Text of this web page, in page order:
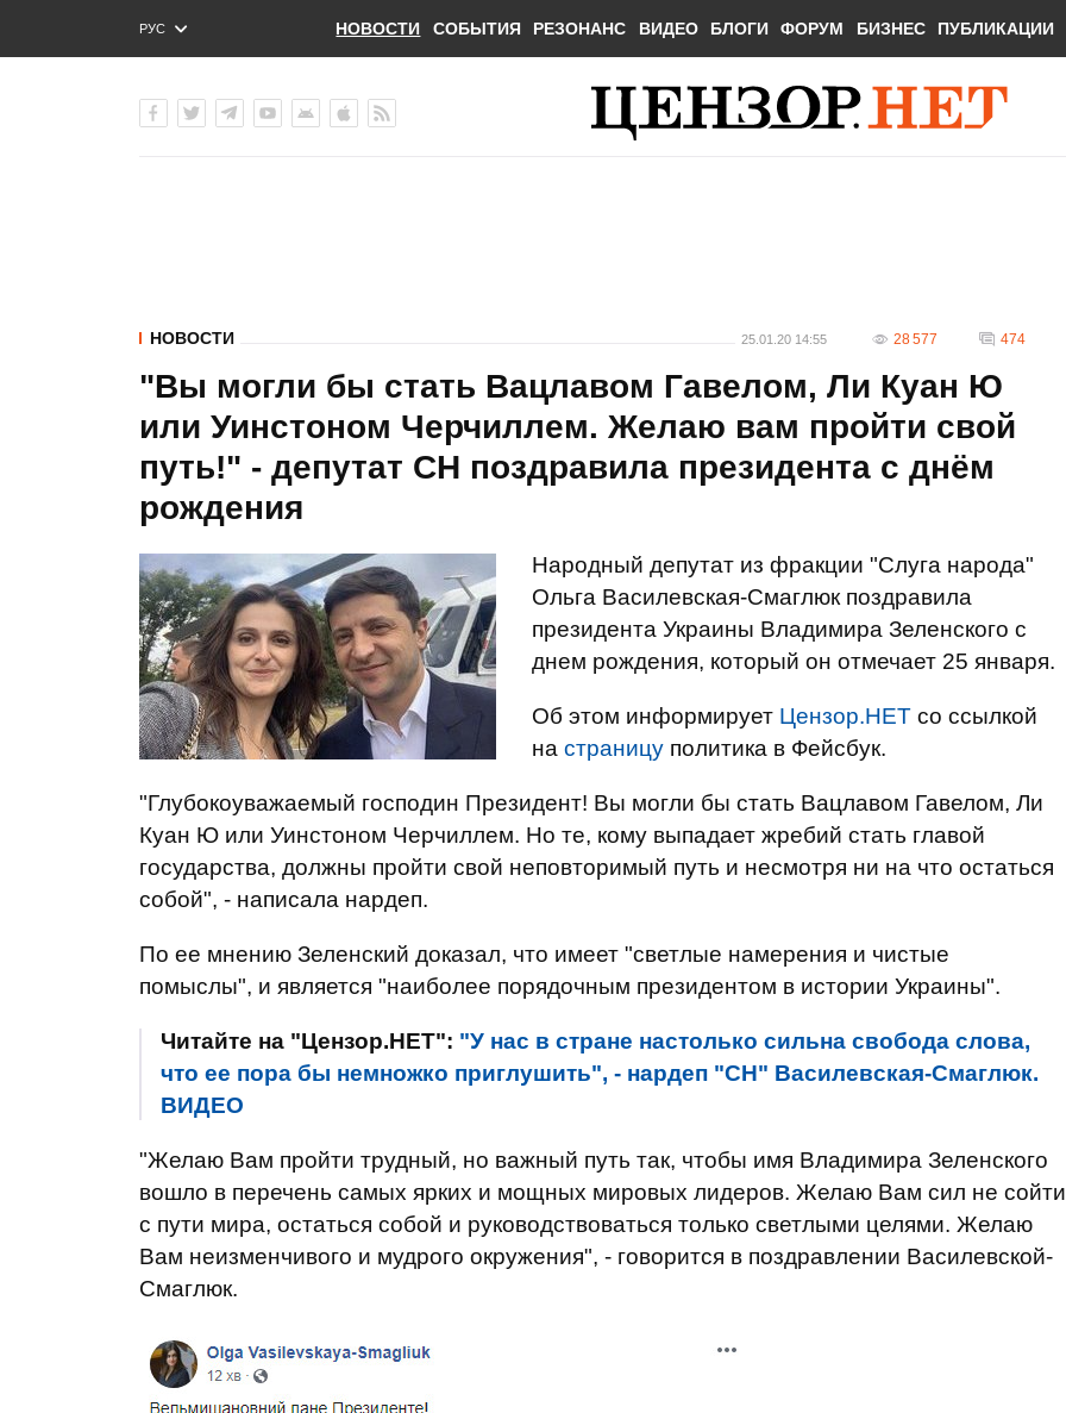
РУС
ENG
НОВОСТИ СОБЫТИЯ РЕЗОНАНС ВИДЕО БЛОГИ ФОРУМ БИЗНЕС ПУБЛИКАЦИИ
НОВОСТИ 25.01.20 14:55 28 577 474
"Вы могли бы стать Вацлавом Гавелом, Ли Куан Ю
или Уинстоном Черчиллем. Желаю вам пройти свой
путь!" - депутат СН поздравила президента с днём
рождения
Народный депутат из фракции "Слуга народа"
Ольга Василевская-Смаглюк поздравила
президента Украины Владимира Зеленского с
днем рождения, который он отмечает 25 января.
Об этом информирует Цензор.НЕТ со ссылкой
на страницу политика в Фейсбук.
"Глубокоуважаемый господин Президент! Вы могли бы стать Вацлавом Гавелом, Ли
Куан Ю или Уинстоном Черчиллем. Но те, кому выпадает жребий стать главой
государства, должны пройти свой неповторимый путь и несмотря ни на что остаться
собой", - написала нардеп.
По ее мнению Зеленский доказал, что имеет "светлые намерения и чистые
помыслы", и является "наиболее порядочным президентом в истории Украины".
Читайте на "Цензор.НЕТ": "У нас в стране настолько сильна свобода слова,
что ее пора бы немножко приглушить", - нардеп "СН" Василевская-Смаглюк.
ВИДЕО
"Желаю Вам пройти трудный, но важный путь так, чтобы имя Владимира Зеленского
вошло в перечень самых ярких и мощных мировых лидеров. Желаю Вам сил не сойти
с пути мира, остаться собой и руководствоваться только светлыми целями. Желаю
Вам неизменчивого и мудрого окружения", - говорится в поздравлении Василевской-
Смаглюк.